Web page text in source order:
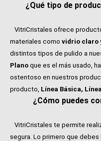
¿Qué tipo de
VitriCristales ofrece
materiales como vidrio claro
distintos tipos de pulido a
Plano que es el más usado,
ostentoso en nuestros
producto, Línea Básica,
¿Cómo puedes
VitriCristales te permite
segura. Lo primero que